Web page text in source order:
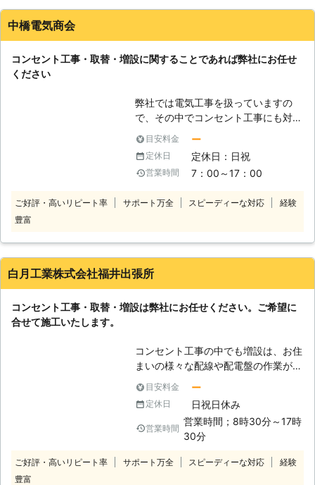
けておりますので、工事を検討中なら
中橋電気商会
コンセント工事・取替・増設に関することであれば弊社にお任せ
ください
弊社では電気工事を扱っていますの
で、その中でコンセント工事にも対応
しております。コンセントの取り付け
や交換・増設など、コンセントのこと
であればなんでも受け付けていますの
で、お悩みがございましたらお気軽に
験が豊富なスタッフが作業しますの
ーな対応を心掛けておりますので、お
急ぎのときでも便利にご利用いただけ
で、弊社の利用が初めての方でも安心
目安料金 ー
定休日 定休日：日祝
営業時間 7：00～17：00
ご好評・高いリピート率 サポート万全 スピーディーな対応
経験
豊富
白月工業株式会社福井出張所
コンセント工事・取替・増設は弊社にお任せください。ご希望に
合せて施工いたします。
コンセント工事の中でも増設は、お住
まいの様々な配線や配電盤の作業が必
要になりますので、高い技能を持った
プロでなければ施工することはできま
せん。単に古いコンセントを新しい製
品に交換するだけに見えるお取替も作
業に万が一の不備があった場合、漏電
や感電のほか火災発生のリスクまで生
じてしまいます。コンセント工事・取
目安料金 ー
定休日 日祝日休み
営業時間
営業時間；8時30分～17時
30分
ご好評・高いリピート率 サポート万全 スピーディーな対応
経験
豊富